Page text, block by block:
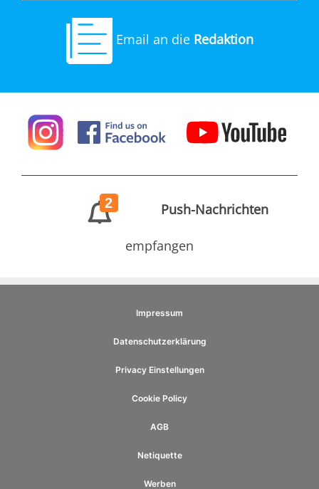
Email an die Redaktion
2 Push-Nachrichten
empfangen
Impressum
Datenschutzerklärung
Privacy Einstellungen
Cookie Policy
AGB
Netiquette
Werben